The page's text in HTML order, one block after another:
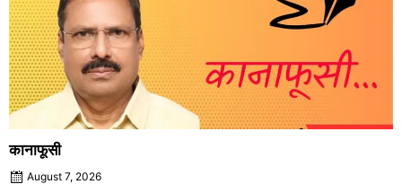
कानाफूसी
August 7, 2026